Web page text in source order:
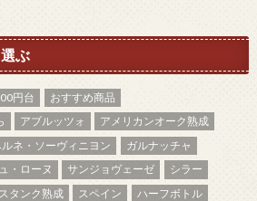
ぶ
円台
おすすめ商品
アブルッツォ
アメリカンオーク熟成
ルネ・ソーヴィニヨン
ガルナッチャ
・ローヌ サンジョヴェーゼ
シラー
タンク熟成 スペイン
ハーフボトル